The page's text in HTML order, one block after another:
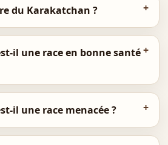
du Karakatchan ?
il une race en bonne santé
il une race menacée ?